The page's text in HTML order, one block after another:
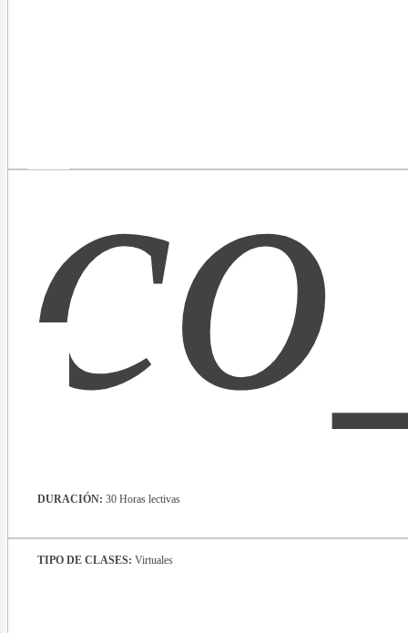
TIPO DE CLASES: Virtuales
DURACIÓN: 30 Horas lectivas